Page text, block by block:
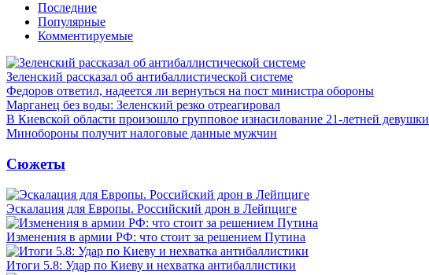
Последние
Популярные
Комментируемые
Зеленский рассказал об антибаллистической системе
Федоров ответил, надеется ли вернуться на пост министра обороны
Марганец без воды: Зеленский резко отреагировал
В Киевской области произошло групповое изнасилование 21-летней девушки
Минобороны получит налоговые данные мужчин
Сюжеты
Эскалация для Европы. Российский дрон в Лейпциге
Изменения в армии РФ: что стоит за решением Путина
Итоги 5.8: Удар по Киеву и нехватка антибаллистики